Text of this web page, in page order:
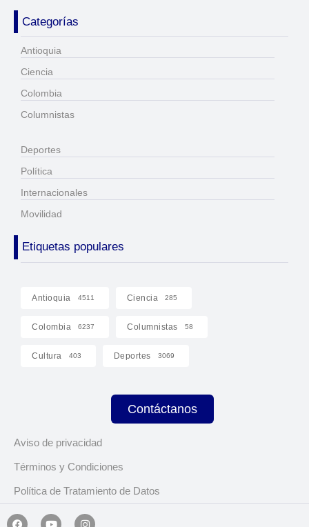
Categorías
Antioquia
Ciencia
Colombia
Columnistas
Deportes
Política
Internacionales
Movilidad
Etiquetas populares
Antioquia 4511 Ciencia 285
Colombia 6237 Columnistas 58
Cultura 403 Deportes 3069
Contáctanos
Aviso de privacidad
Términos y Condiciones
Política de Tratamiento de Datos